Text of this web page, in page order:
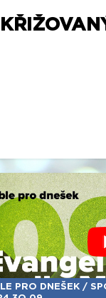
PRO DNEŠEK /